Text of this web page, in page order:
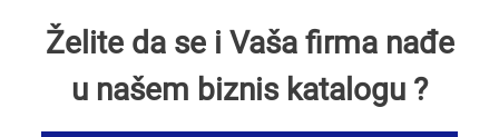
Želite da se i Vaša firma nađe
u našem biznis katalogu ?